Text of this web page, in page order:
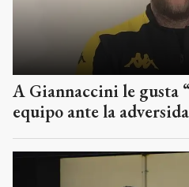
A Giannaccini le gusta
equipo ante la